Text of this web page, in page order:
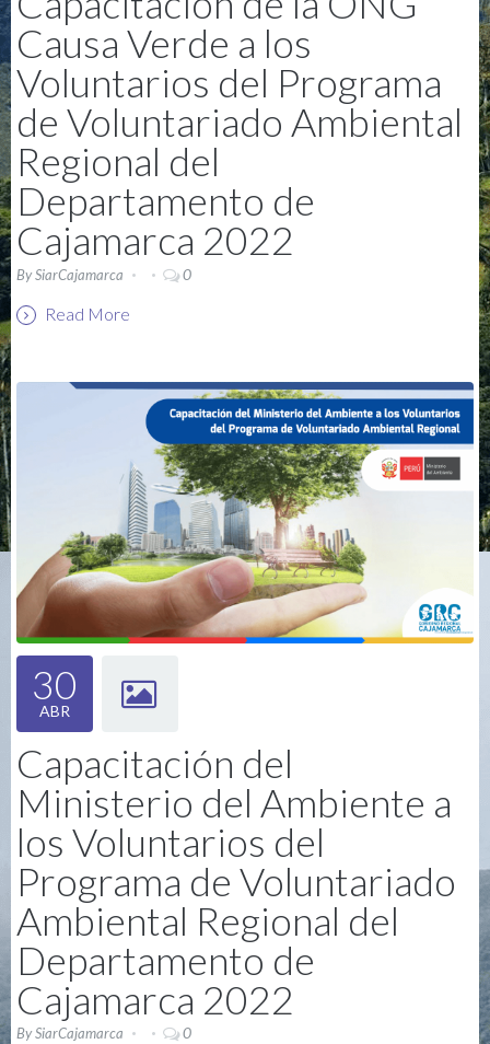
Causa Verde a los
Voluntarios del Programa
de Voluntariado Ambiental
Regional del
Departamento de
Cajamarca 2022
BySiarCajamarca 0
Read More
30
ABR
Capacitación del
Ministerio del Ambiente a
los Voluntarios del
Programa de Voluntariado
Ambiental Regional del
Departamento de
Cajamarca 2022
BySiarCajamarca 0